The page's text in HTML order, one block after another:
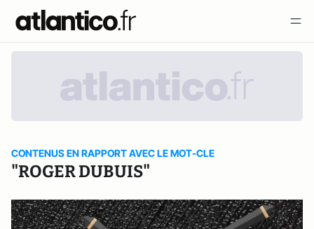
CONTENUS EN RAPPORT AVEC LE MOT-CLE
"ROGER DUBUIS"